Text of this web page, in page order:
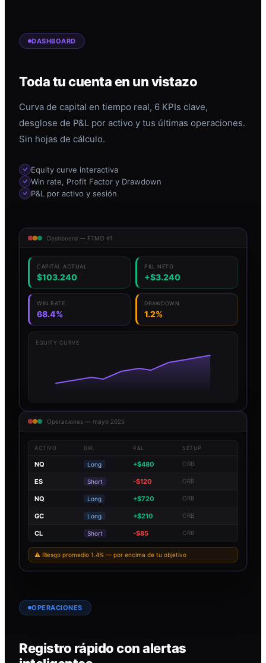
DASHBOARD
Toda tu cuenta en un vistazo
Curva de capital en tiempo real, 6 KPIs clave,
desglose de P&L por activo y tus últimas operaciones.
Sin hojas de cálculo.
Equity curve interactiva
Win rate, Profit Factor y Drawdown
P&L por activo y sesión
Dashboard — FTMO #1
CAPITAL ACTUAL
$103.240
P&L NETO
+$3.240
WIN RATE
68.4%
DRAWDOWN
1.2%
EQUITY CURVE
Operaciones — mayo 2025
ACTIVO DIR. P&L SETUP
NQ Long +$480 ORB
ES Short -$120 ORB
NQ Long +$720 ORB
GC Long +$210 ORB
CL Short -$85 ORB
⚠ Riesgo promedio 1.4% — por encima de tu objetivo
OPERACIONES
Registro rápido con alertas